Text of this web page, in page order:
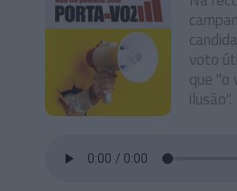
voto
que "o
ilusão".